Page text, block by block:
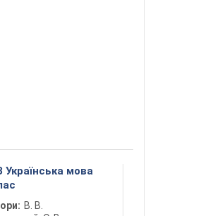
Українська мова
В. В.